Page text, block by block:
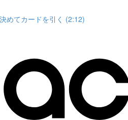
めてカードを引く (2:12)